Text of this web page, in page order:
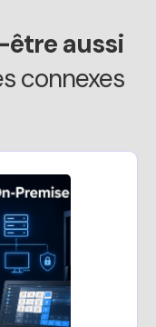
être aussi
connexes